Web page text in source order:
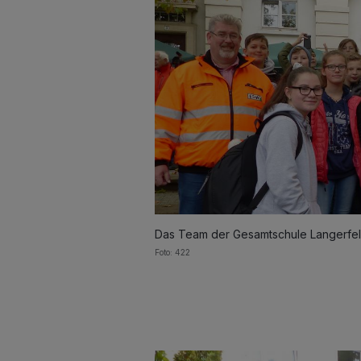
Das Team der Gesamtschule
Foto: 422